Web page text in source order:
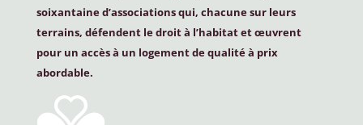
soixantaine d’associations qui, chacune sur leurs
terrains, défendent le droit à l’habitat et œuvrent
pour un accès à un logement de qualité à prix
abordable.